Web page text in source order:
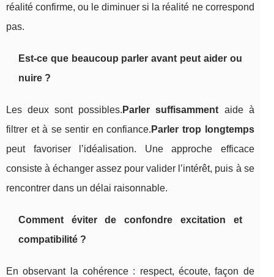
réalité confirme, ou le diminuer si la réalité ne correspond
pas.
Est-ce que beaucoup parler avant peut aider ou
nuire ?
Les deux sont possibles. Parler suffisamment aide à
filtrer et à se sentir en confiance. Parler trop longtemps
peut favoriser l’idéalisation. Une approche efficace
consiste à échanger assez pour valider l’intérêt, puis à se
rencontrer dans un délai raisonnable.
Comment éviter de confondre excitation et
compatibilité ?
En observant la cohérence : respect, écoute, façon de